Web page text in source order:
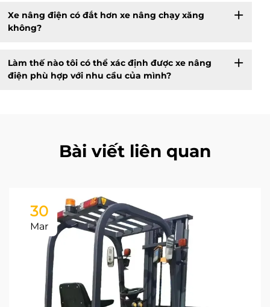
Xe nâng điện có đắt hơn xe nâng chạy xăng
không?
Làm thế nào tôi có thể xác định được xe nâng
điện phù hợp với nhu cầu của mình?
Bài viết liên quan
30
Mar